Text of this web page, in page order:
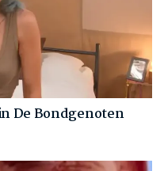
De Bondgenoten